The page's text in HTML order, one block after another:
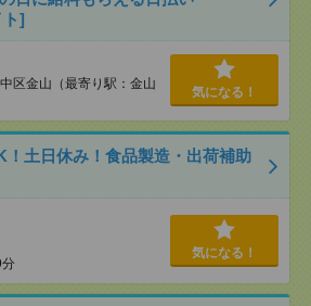
]
区金山（最寄り駅：金山
気になる！
！土日休み！食品製造・出荷補助
気になる！